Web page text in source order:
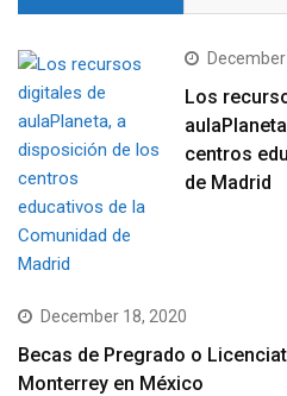
Los
centros
de Madrid
December 18, 2020
Becas de Pregrado o
Monterrey en México